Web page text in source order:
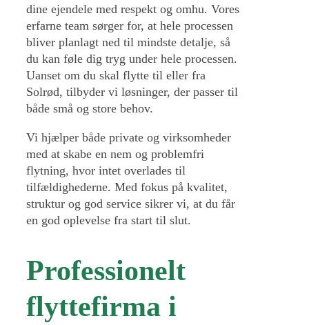
dine ejendele med respekt og omhu. Vores
erfarne team sørger for, at hele processen
bliver planlagt ned til mindste detalje, så
du kan føle dig tryg under hele processen.
Uanset om du skal flytte til eller fra
Solrød, tilbyder vi løsninger, der passer til
både små og store behov.
Vi hjælper både private og virksomheder
med at skabe en nem og problemfri
flytning, hvor intet overlades til
tilfældighederne. Med fokus på kvalitet,
struktur og god service sikrer vi, at du får
en god oplevelse fra start til slut.
Professionelt
flyttefirma i